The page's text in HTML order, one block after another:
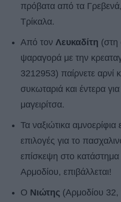
πρόβατα από τα
Τρίκαλα.
Από τον Λευκαδίτη (στη
ψαραγορά με την
3212953) παίρνετε αρνί
συκωταριά και έντερα
μαγειρίτσα.
Τα ναξιώτικα αμνοερίφια
επιλογές για το
επίσκεψη στο κατάστημα
Αρμοδίου, επιβάλλεται!
Ο Νιώτης (Αρμοδίου